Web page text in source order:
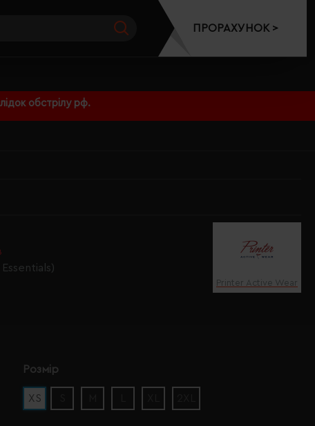
обстрілу рф.
ПРОРАХУНОК >
Printer Active Wear
Розмір
XS